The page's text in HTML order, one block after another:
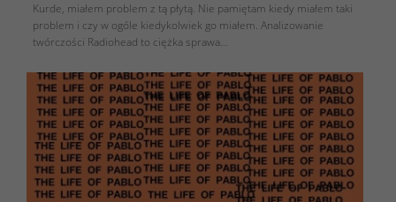
Kurde, miałem problem z tą płytą. Nie pamiętam kiedy miałem taki
problem i czy w ogóle kiedykolwiek go miałem. Analizowanie
twórczości Radiohead to ciężka sprawa…